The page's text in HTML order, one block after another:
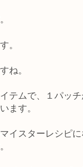
。
ね。
テムで、１パッ
ます。
イスターレシピに